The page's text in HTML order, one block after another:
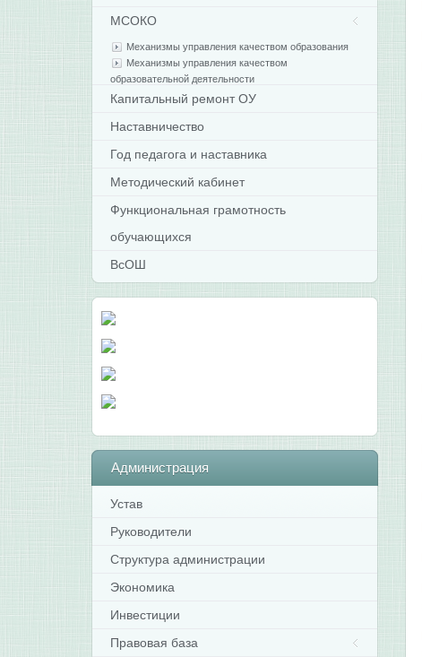
МСОКО
Механизмы управления качеством образования
Механизмы управления качеством
образовательной деятельности
Капитальный ремонт ОУ
Наставничество
Год педагога и наставника
Методический кабинет
Функциональная грамотность
обучающихся
ВсОШ
Администрация
Устав
Руководители
Структура администрации
Экономика
Инвестиции
Правовая база